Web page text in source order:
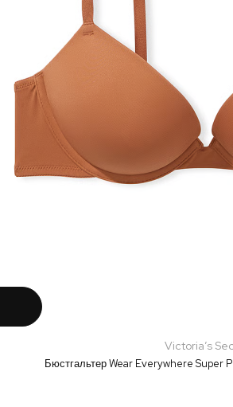
Victoria’s
Бюстгальтер Wear Everywhere Super